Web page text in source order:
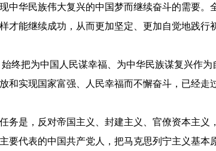
中华民族伟大复兴的中国梦而继续奋斗的需要
才能继续成功，从而更加坚定、更加自觉地践
终把为中国人民谋幸福、为中华民族谋复兴作
和实现国家富强、人民幸福而不懈奋斗，已经
务是，反对帝国主义、封建主义、官僚资本主
要代表的中国共产党人，把马克思列宁主义基